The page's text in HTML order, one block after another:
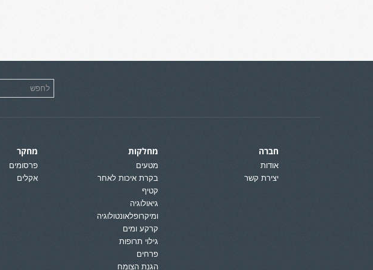
חברה
אודות
יצירת קשר
מחלקות
מטעים
בקרת איכות לאחר
קטיף
גיאולוגיה
ומיקרופלאונטולוגיה
קרקע ומים
גילוי תרופות
פרחים
הגנת הצומח
מחקר
פרסומים
אקלים